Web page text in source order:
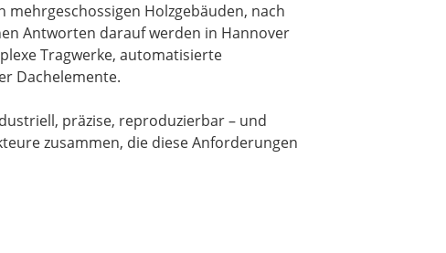
mehrgeschossigen Holzgebäuden, nach
Antworten darauf werden in Hannover
Tragwerke, automatisierte
Dachelemente.
präzise, reproduzierbar – und
zusammen, die diese Anforderungen